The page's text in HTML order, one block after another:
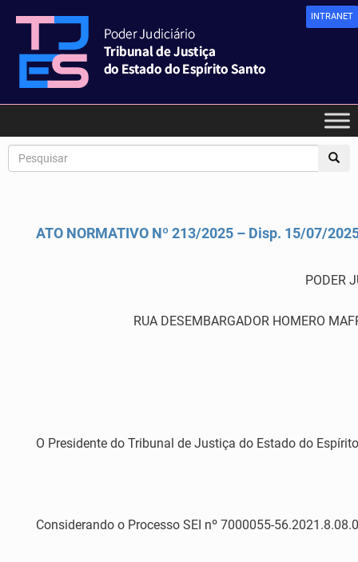
INTRANET
ATO NORMATIVO Nº 213/2025 – Disp. 15/07/
PODER
RUA DESEMBARGADOR HOMERO
O Presidente do Tribunal de Justiça do Estado do
Considerando o Processo SEI nº 7000055-